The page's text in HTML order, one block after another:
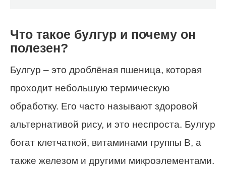
Что такое булгур и почему он
полезен?
Булгур – это дроблёная пшеница, которая
проходит небольшую термическую
обработку. Его часто называют здоровой
альтернативой рису, и это неспроста. Булгур
богат клетчаткой, витаминами группы В, а
также железом и другими микроэлементами.